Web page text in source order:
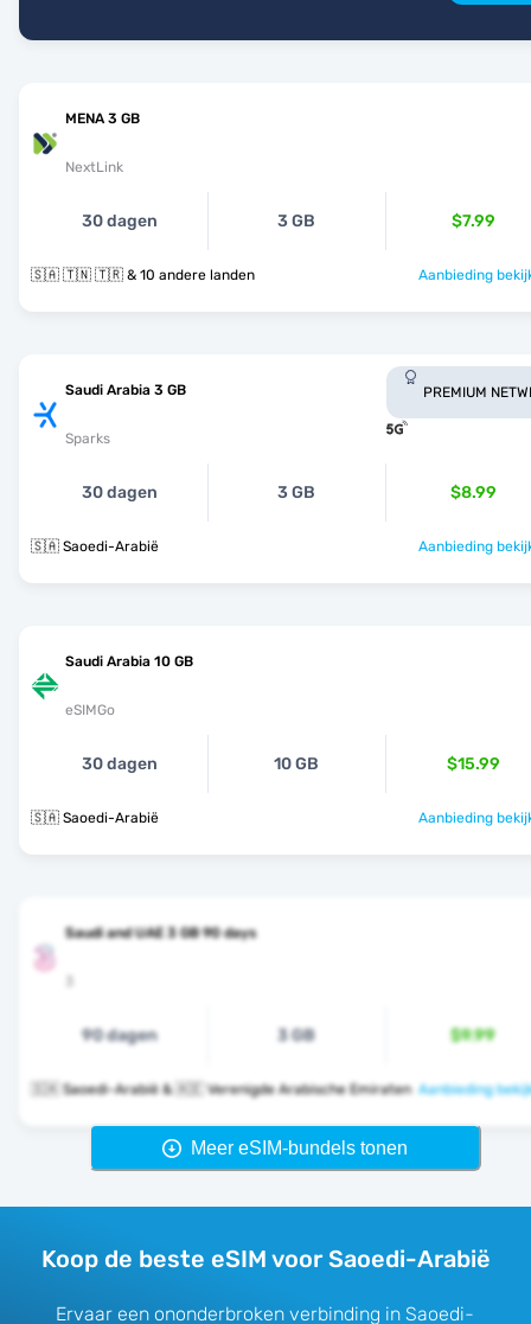
MENA 3 GB
NextLink
30 dagen 3 GB $7.99
🇸🇦 🇹🇳 🇹🇷 & 10 andere landen Aanbieding
Saudi Arabia 3 GB
Sparks
PREMIUM
30 dagen 3 GB $8.99
🇸🇦 Saoedi-Arabië Aanbieding
Saudi Arabia 10 GB
eSIMGo
30 dagen 10 GB $15.99
🇸🇦 Saoedi-Arabië Aanbieding
Saudi and UAE 3 GB 90 days
90 dagen 3 GB $9.99
🇸🇦 Saoedi-Arabië & 🇦🇪 Verenigde Arabische Emiraten Aanbieding
Meer eSIM-bundels tonen
Koop de beste eSIM voor Saoedi-Arabië
Ervaar een ononderbroken verbinding in Saoedi-